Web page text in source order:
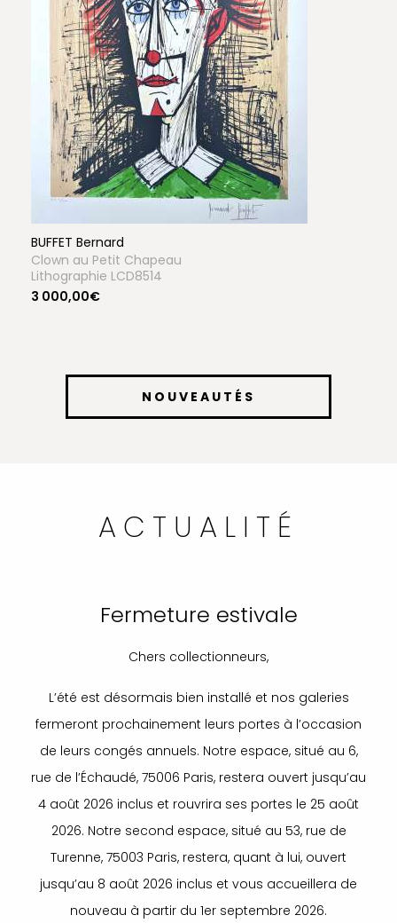
BUFFET Bernard
Clown au Petit Chapeau
Lithographie LCD8514
3 000,00€
NOUVEAUTÉS
ACTUALITÉ
Fermeture estivale
Chers collectionneurs,
L’été est désormais bien installé et nos galeries
fermeront prochainement leurs portes à l’occasion
de leurs congés annuels. Notre espace, situé au 6,
rue de l’Échaudé, 75006 Paris, restera ouvert jusqu’au
4 août 2026 inclus et rouvrira ses portes le 25 août
2026. Notre second espace, situé au 53, rue de
Turenne, 75003 Paris, restera, quant à lui, ouvert
jusqu’au 8 août 2026 inclus et vous accueillera de
nouveau à partir du 1er septembre 2026.